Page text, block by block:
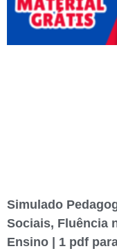
Simulado
Sociais, Fluência
Ensino | 1 pdf